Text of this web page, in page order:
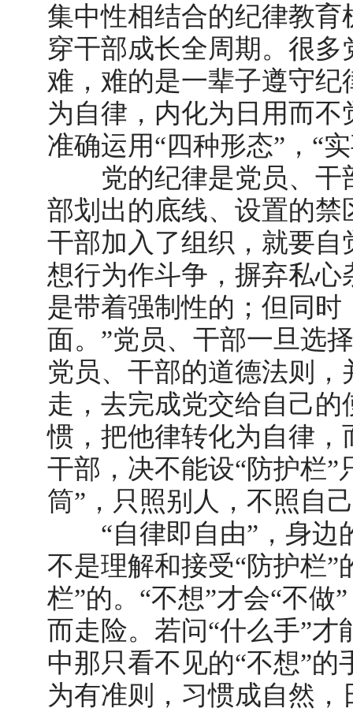
集中性相结合的纪律教
穿干部成长全周期。很
难，难的是一辈子遵守
为自律，内化为日用而
准确运用“四种形态”，“
党的纪律是党员、干
部划出的底线、设置的禁
干部加入了组织，就要自
想行为作斗争，摒弃私心
是带着强制性的；但同
面。”党员、干部一旦选
党员、干部的道德法则
走，去完成党交给自己
惯，把他律转化为自律
干部，决不能设“防护栏
筒”，只照别人，不照自
“自律即自由”，身
不是理解和接受“防护栏
栏”的。“不想”才会“不做
而走险。若问“什么手”
中那只看不见的“不想”
为有准则，习惯成自然